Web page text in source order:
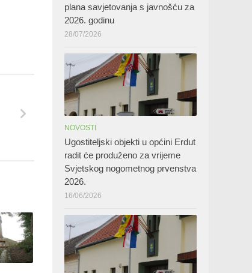
plana savjetovanja s javnošću za
2026. godinu
28/07/2026
NOVOSTI
Ugostiteljski objekti u općini Erdut
radit će produženo za vrijeme
Svjetskog nogometnog prvenstva
2026.
16/06/2026